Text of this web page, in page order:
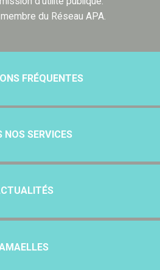
du Réseau APA.
FRÉQUENTES
NOS SERVICES